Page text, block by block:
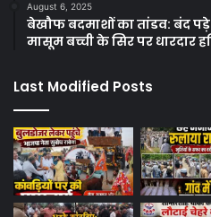
August 6, 2025
बेखौफ बदमाशों का तांडव: बंद पड़े
मासूम बच्ची के सिर पर धारदार
Last Modified Posts